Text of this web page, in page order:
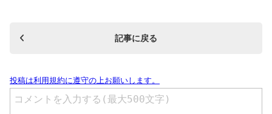
記事に戻る